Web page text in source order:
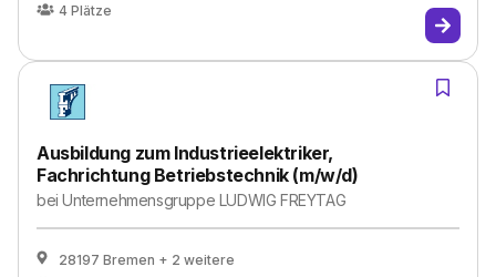
4 Plätze
Ausbildung zum Industrieelektriker,
Fachrichtung Betriebstechnik (m/w/d)
beiUnternehmensgruppe LUDWIG FREYTAG
28197 Bremen + 2 weitere